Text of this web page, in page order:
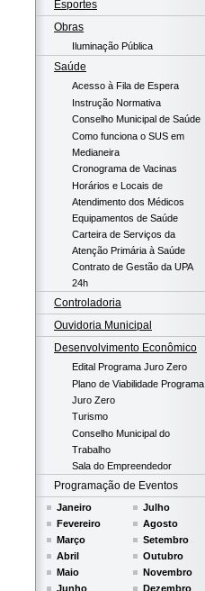
Esportes
Obras
Iluminação Pública
Saúde
Acesso à Fila de Espera
Instrução Normativa
Conselho Municipal de Saúde
Como funciona o SUS em
Medianeira
Cronograma de Vacinas
Horários e Locais de
Atendimento dos Médicos
Equipamentos de Saúde
Carteira de Serviços da
Atenção Primária à Saúde
Contrato de Gestão da UPA
24h
Controladoria
Ouvidoria Municipal
Desenvolvimento Econômico
Edital Programa Juro Zero
Plano de Viabilidade Programa
Juro Zero
Turismo
Conselho Municipal do
Trabalho
Sala do Empreendedor
Programação de Eventos
Janeiro
Fevereiro
Março
Abril
Maio
Junho
Julho
Agosto
Setembro
Outubro
Novembro
Dezembro